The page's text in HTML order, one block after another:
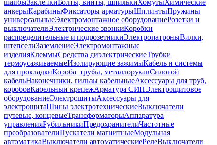
шайбыЗаклепкиБолты, винты, шпилькиХомутыХимические
анкерыКарабиныФиксаторы арматурыШплинтыПружины
универсальныеЭлектромонтажное оборудованиеРозетки и
выключателиЭлектрические звонкиКоробки
распределительные и подрозетникиЭлектропатроныВилки,
штепселиЗаземлениеЭлектромонтажные
изделияКлеммыСредства диэлектрическиеТрубки
термоусаживаемыеИзолирующие зажимыКабель и системы
для прокладкиКороба, трубы, металлорукавСиловой
кабельНаконечники, гильзы кабельныеАксессуары для труб,
коробовКабельный крепежАрматура СИПЭлектрощитовое
оборудованиеЭлектрощитыАксессуары для
электрощитаШины электротехническиеВыключатели
путевые, концевыеТрансформаторыАппаратура
управленияРубильникиПредохранителиЧастотные
преобразователиПускатели магнитныеМодульная
автоматикаВыключатели автоматическиеРелеВыключатели